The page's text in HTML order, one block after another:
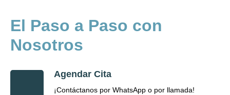
El Paso a Paso con
Nosotros
Agendar Cita
¡Contáctanos por WhatsApp o por llamada!